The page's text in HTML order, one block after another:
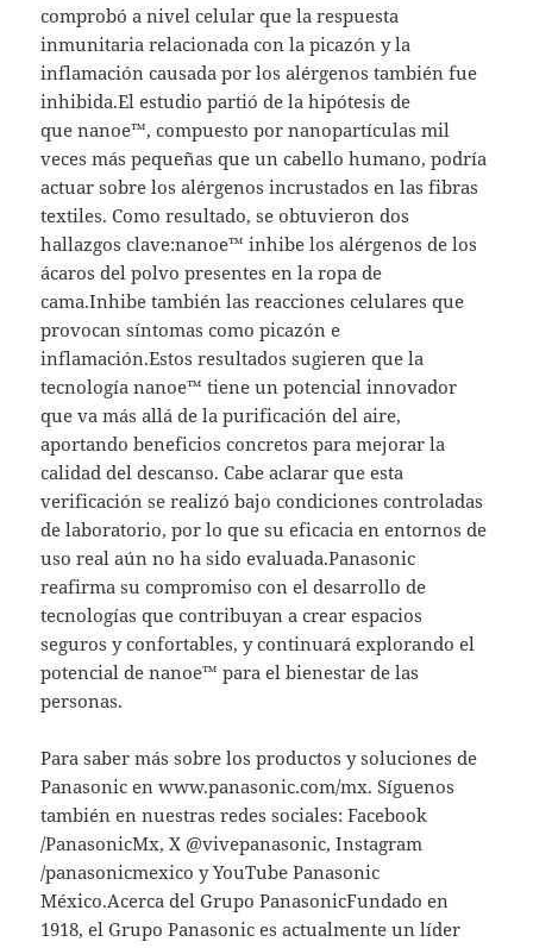
comprobó a nivel celular que la respuesta
inmunitaria relacionada con la picazón y la
inflamación causada por los alérgenos también fue
inhibida.El estudio partió de la hipótesis de
que nanoe™, compuesto por nanopartículas mil
veces más pequeñas que un cabello humano, podría
actuar sobre los alérgenos incrustados en las fibras
textiles. Como resultado, se obtuvieron dos
hallazgos clave:nanoe™ inhibe los alérgenos de los
ácaros del polvo presentes en la ropa de
cama.Inhibe también las reacciones celulares que
provocan síntomas como picazón e
inflamación.Estos resultados sugieren que la
tecnología nanoe™ tiene un potencial innovador
que va más allá de la purificación del aire,
aportando beneficios concretos para mejorar la
calidad del descanso. Cabe aclarar que esta
verificación se realizó bajo condiciones controladas
de laboratorio, por lo que su eficacia en entornos de
uso real aún no ha sido evaluada.Panasonic
reafirma su compromiso con el desarrollo de
tecnologías que contribuyan a crear espacios
seguros y confortables, y continuará explorando el
potencial de nanoe™ para el bienestar de las
personas.
Para saber más sobre los productos y soluciones de
Panasonic en www.panasonic.com/mx. Síguenos
también en nuestras redes sociales: Facebook
/PanasonicMx, X @vivepanasonic, Instagram
/panasonicmexico y YouTube Panasonic
México.Acerca del Grupo PanasonicFundado en
1918, el Grupo Panasonic es actualmente un líder